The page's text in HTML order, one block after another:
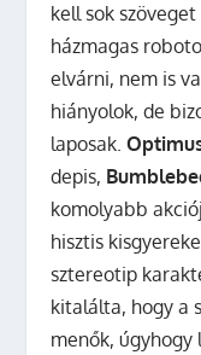
kell sok
házmagas
elvárni, nem is
hiányolok, de
laposak.
depis,
komolyabb
hisztis
sztereotip
kitalálta, hogy a
menők, úgyhogy